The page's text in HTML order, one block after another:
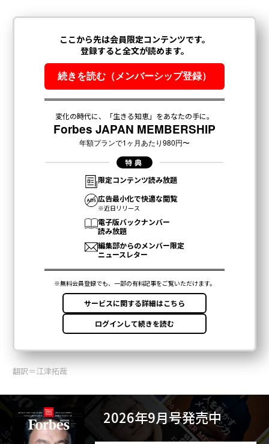
翻訳＝江津拓哉
2026年9月号発売中